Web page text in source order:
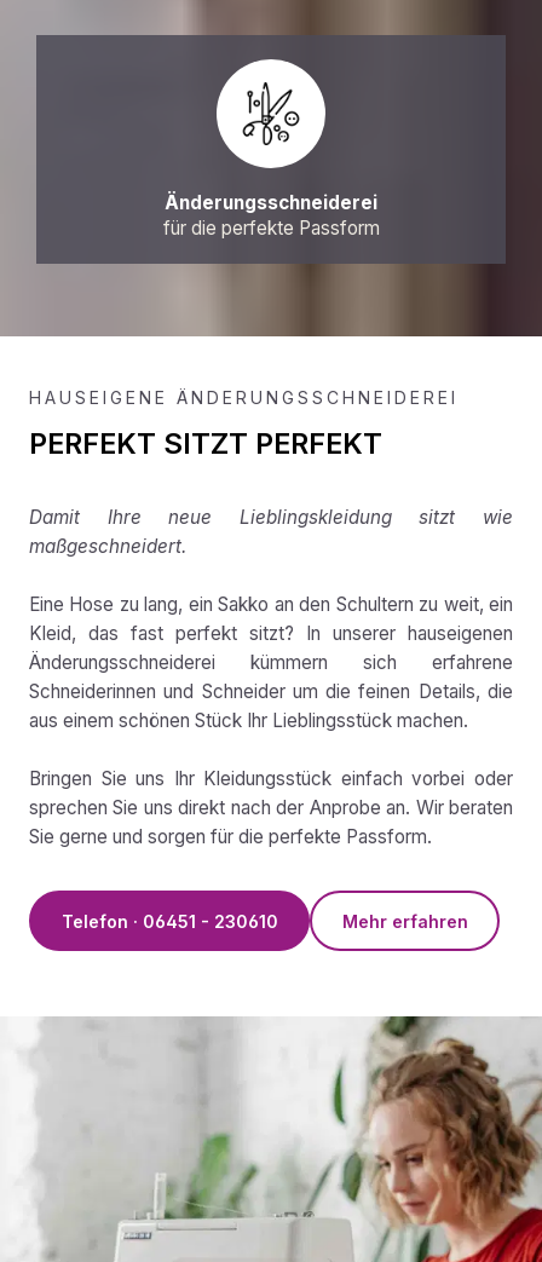
Änderungsschneiderei
für die perfekte Passform
HAUSEIGENE ÄNDERUNGSSCHNEIDEREI
PERFEKT SITZT PERFEKT
Damit Ihre neue Lieblingskleidung sitzt wie
maßgeschneidert.
Eine Hose zu lang, ein Sakko an den Schultern zu weit, ein
Kleid, das fast perfekt sitzt? In unserer hauseigenen
Änderungsschneiderei kümmern sich erfahrene
Schneiderinnen und Schneider um die feinen Details, die
aus einem schönen Stück Ihr Lieblingsstück machen.
Bringen Sie uns Ihr Kleidungsstück einfach vorbei oder
sprechen Sie uns direkt nach der Anprobe an. Wir beraten
Sie gerne und sorgen für die perfekte Passform.
Telefon · 06451 - 230610 Mehr erfahren